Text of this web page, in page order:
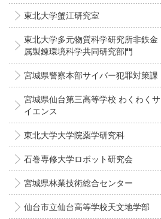
東北大学蟹江研究室
東北大学多元物質科学研究所非鉄金
属製錬環境科学共同研究部門
宮城県警察本部サイバー犯罪対策課
宮城県仙台第三高等学校 わくわくサ
イエンス
東北大学大学院薬学研究科
石巻専修大学ロボット研究会
宮城県林業技術総合センター
仙台市立仙台高等学校天文地学部